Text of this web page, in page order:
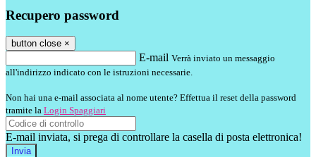
Recupero password
button close ×
E-mail Verrà inviato un messaggio
all'indirizzo indicato con le istruzioni necessarie.
Non hai una e-mail associata al nome utente? Effettua il reset della password
tramite la Login Spaggiari
E-mail inviata, si prega di controllare la casella di posta elettronica!